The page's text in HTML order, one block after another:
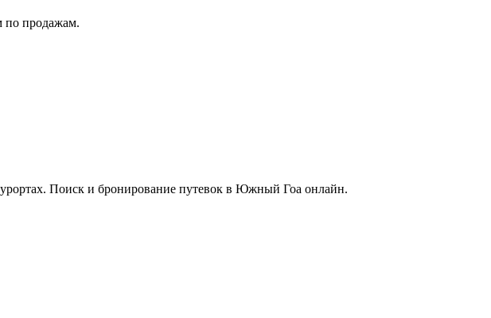
по продажам.
Поиск и бронирование путевок в Южный Гоа онлайн.